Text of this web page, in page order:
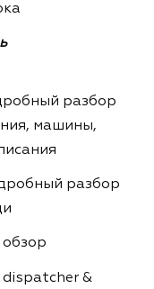
разбор
машины,
разбор
dispatcher &